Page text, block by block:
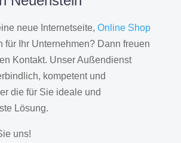
neue Internetseite, Online Shop
für Ihr Unternehmen? Dann freuen
Kontakt. Unser Außendienst
kompetent und
die für Sie ideale und
Lösung.
uns!